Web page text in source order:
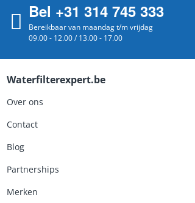
Bel +31 314 745 333
Bereikbaar van maandag t/m vrijdag
09.00 - 12.00 / 13.00 - 17.00
Waterfilterexpert.be
Over ons
Contact
Blog
Partnerships
Merken